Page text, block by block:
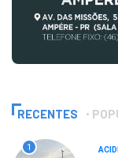
RECENTES
1